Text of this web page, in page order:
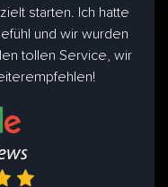
starten. Ich hatte
und wir wurden
tollen Service, wir